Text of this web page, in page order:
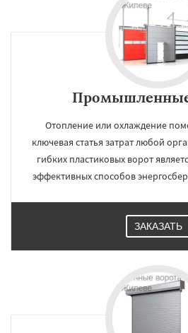
Отопление или охлаждение
ключевая статья затрат любой
гибких пластиковых ворот
эффективных способов
ЗАКАЗАТЬ